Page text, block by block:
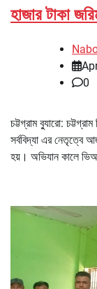
হাজার টাকা
0
চট্টগ্রাম ব্যুারো:
সর্ববিদ্যা এর নেতৃত্বে
হয়। অভিযান কালে